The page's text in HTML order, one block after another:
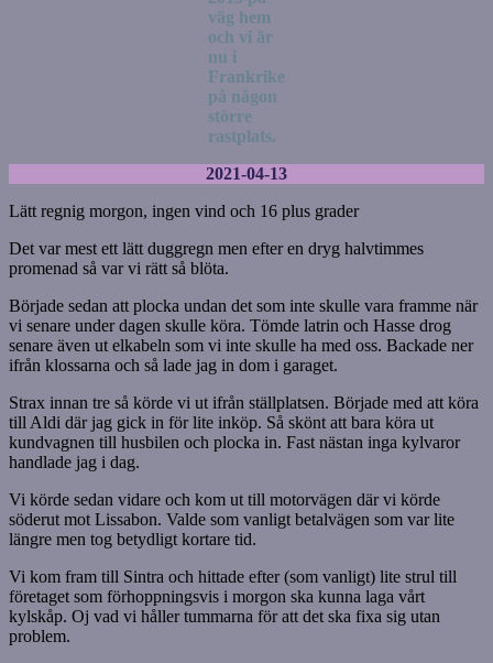
väg hem
och vi är
nu i
Frankrike
på någon
större
rastplats.
2021-04-13
Lätt regnig morgon, ingen vind och 16 plus grader
Det var mest ett lätt duggregn men efter en dryg halvtimmes
promenad så var vi rätt så blöta.
Började sedan att plocka undan det som inte skulle vara framme när
vi senare under dagen skulle köra. Tömde latrin och Hasse drog
senare även ut elkabeln som vi inte skulle ha med oss. Backade ner
ifrån klossarna och så lade jag in dom i garaget.
Strax innan tre så körde vi ut ifrån ställplatsen. Började med att köra
till Aldi där jag gick in för lite inköp. Så skönt att bara köra ut
kundvagnen till husbilen och plocka in. Fast nästan inga kylvaror
handlade jag i dag.
Vi körde sedan vidare och kom ut till motorvägen där vi körde
söderut mot Lissabon. Valde som vanligt betalvägen som var lite
längre men tog betydligt kortare tid.
Vi kom fram till Sintra och hittade efter (som vanligt) lite strul till
företaget som förhoppningsvis i morgon ska kunna laga vårt
kylskåp. Oj vad vi håller tummarna för att det ska fixa sig utan
problem.